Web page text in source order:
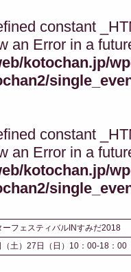
constant
an Error in a
kotochan.jp/
constant
an Error in a
kotochan.jp/
ーフェスティバルINすみだ2018
土）27日（日）10：00-18：00